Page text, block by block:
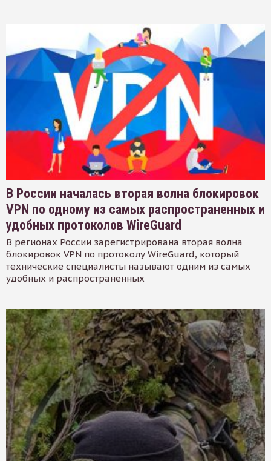
В России началась вторая волна блокировок
VPN по одному из самых распространенных и
удобных протоколов WireGuard
В регионах России зарегистрирована вторая волна
блокировок VPN по протоколу WireGuard, который
технические специалисты называют одним из самых
удобных и распространенных